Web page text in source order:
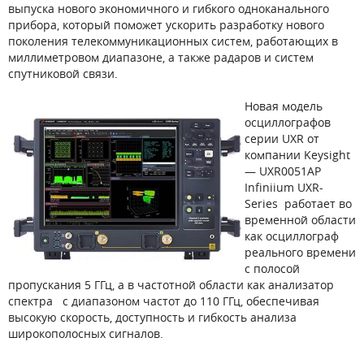
выпуска нового экономичного и гибкого одноканального
прибора, который поможет ускорить разработку нового
поколения телекоммуникационных систем, работающих в
миллиметровом диапазоне, а также радаров и систем
спутниковой связи.
Новая модель
осциллографов
серии UXR от
компании Keysight
— UXR0051AP
Infiniium UXR-
Series работает во
временной области
как осциллограф
реального времени
с полосой
пропускания 5 ГГц, а в частотной области как анализатор
спектра с диапазоном частот до 110 ГГц, обеспечивая
высокую скорость, доступность и гибкость анализа
широкополосных сигналов.